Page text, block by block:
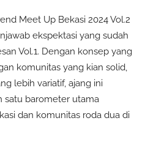
Meet Up Bekasi 2024 Vol.2
ekspektasi yang sudah
Vol.1. Dengan konsep yang
komunitas yang kian solid,
lebih variatif, ajang ini
satu barometer utama
dan komunitas roda dua di